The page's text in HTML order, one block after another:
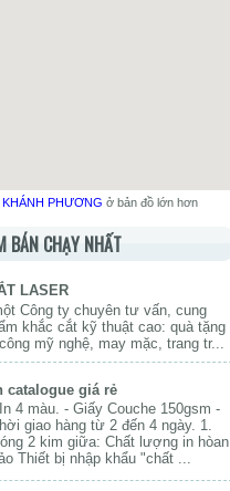
PHƯƠNG ở bản đồ lớn hơn
BÁN CHẠY NHẤT
LASER
Công ty chuyên tư vấn, cung
khắc cắt kỹ thuật cao: quà tặng
mỹ nghệ, may mặc, trang tr...
catalogue giá rẻ
4 màu. - Giấy Couche 150gsm -
giao hàng từ 2 đến 4 ngày. 1.
2 kim giữa: Chất lượng in hòan
Thiết bị nhập khẩu "chất ...